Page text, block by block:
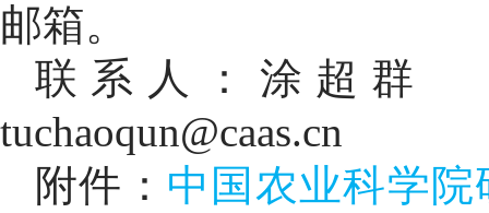
邮箱。
联系人： 涂超群
tuchaoqun@caas.cn
附件： 中国农业科学